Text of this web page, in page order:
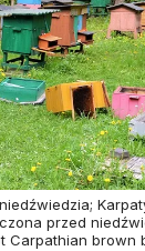
przed
Carpathian brown